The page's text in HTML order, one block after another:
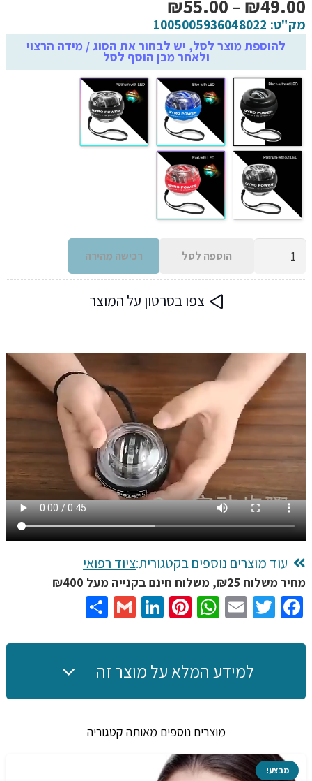
₪49.00
–
₪55.00
מחירים:
עד
מק"ט: 1005005936048022
להוספת מוצר לסל, יש לבחור את הסוג / מידה הרצוי
ולאחר מכן הוסף לסל
הזרוע
היד
פאוורבול
לד
-
ללא
בטריות
הוספה לסל רכישה מהירה
צפו בסרטון על המוצר
עוד מוצרים נוספים בקטגורית:ציוד רפואי
מחיר משלוח ₪25, משלוח חינם בקנייה מעל ₪400
Facebook
Twitter
Email
WhatsApp
Pinterest
LinkedIn
Gmail
למידע המלא על מוצר זה
מוצרים נוספים מאותה קטגוריה
מבצע!